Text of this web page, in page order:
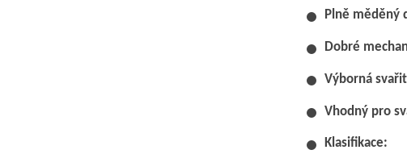
Plně měděný
Dobré
Výborná
Vhodný pro
Klasifikace: